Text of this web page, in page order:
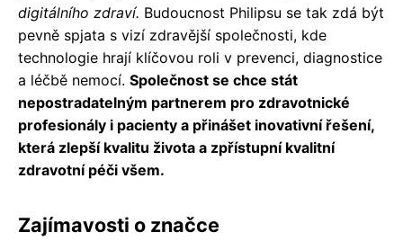
digitálního zdraví. Budoucnost Philipsu se tak zdá být
pevně spjata s vizí zdravější společnosti, kde
technologie hrají klíčovou roli v prevenci, diagnostice
a léčbě nemocí. Společnost se chce stát
nepostradatelným partnerem pro zdravotnické
profesionály i pacienty a přinášet inovativní řešení,
která zlepší kvalitu života a zpřístupní kvalitní
zdravotní péči všem.
Zajímavosti o značce